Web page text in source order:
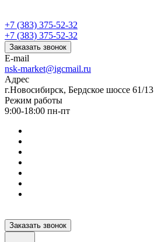
+7 (383) 375-52-32
+7 (383) 375-52-32
Заказать звонок
E-mail
nsk-market@igcmail.ru
Адрес
г.Новосибирск, Бердское шоссе 61/13
Режим работы
9:00-18:00 пн-пт
Заказать звонок